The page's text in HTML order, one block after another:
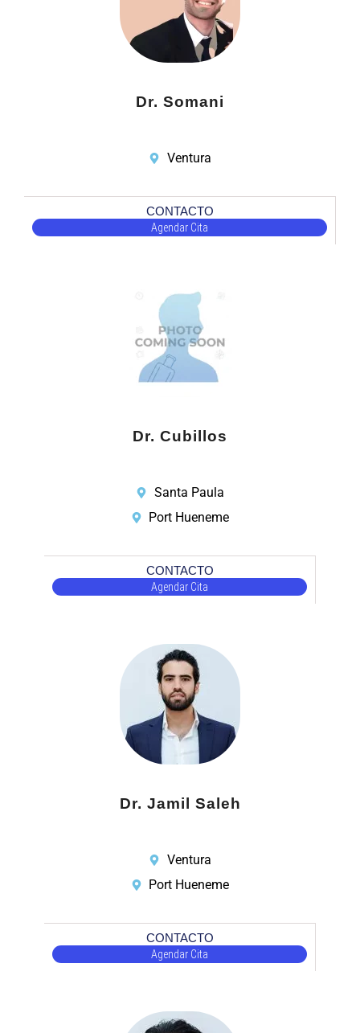
Dr. Somani
Ventura
CONTACTO
Agendar Cita
Dr. Cubillos
Santa Paula
Port Hueneme
CONTACTO
Agendar Cita
Dr. Jamil Saleh
Ventura
Port Hueneme
CONTACTO
Agendar Cita